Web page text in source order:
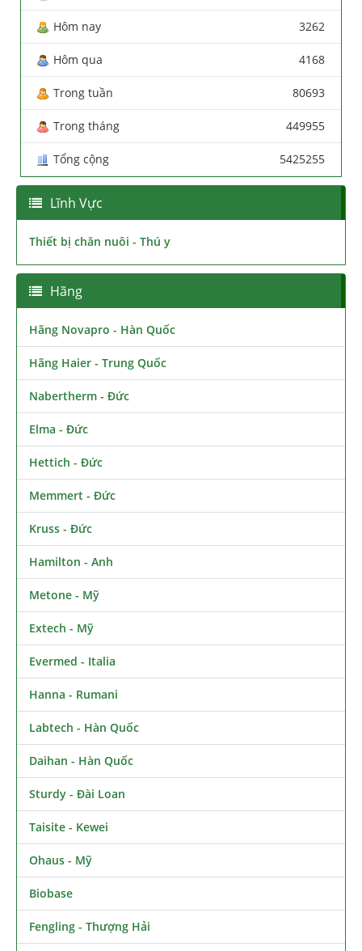
Hôm nay 3262
Hôm qua 4168
Trong tuần 80693
Trong tháng 449955
Tổng cộng 5425255
Lĩnh Vực
Thiết bị chăn nuôi - Thú y
Hãng
Hãng Novapro - Hàn Quốc
Hãng Haier - Trung Quốc
Nabertherm - Đức
Elma - Đức
Hettich - Đức
Memmert - Đức
Kruss - Đức
Hamilton - Anh
Metone - Mỹ
Extech - Mỹ
Evermed - Italia
Hanna - Rumani
Labtech - Hàn Quốc
Daihan - Hàn Quốc
Sturdy - Đài Loan
Taisite - Kewei
Ohaus - Mỹ
Biobase
Fengling - Thượng Hải